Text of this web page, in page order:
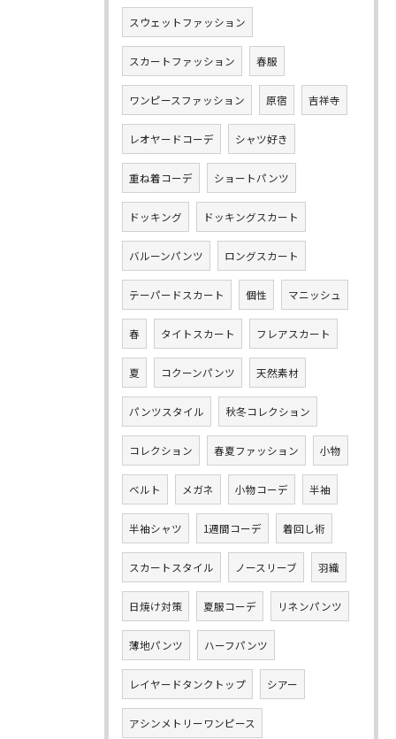
スウェットファッション
スカートファッション 春服
ワンピースファッション 原宿 吉祥寺
レオヤードコーデ シャツ好き
重ね着コーデ ショートパンツ
ドッキング ドッキングスカート
バルーンパンツ ロングスカート
テーパードスカート 個性 マニッシュ
春 タイトスカート フレアスカート
夏 コクーンパンツ 天然素材
パンツスタイル 秋冬コレクション
コレクション 春夏ファッション 小物
ベルト メガネ 小物コーデ 半袖
半袖シャツ 1週間コーデ 着回し術
スカートスタイル ノースリーブ 羽織
日焼け対策 夏服コーデ リネンパンツ
薄地パンツ ハーフパンツ
レイヤードタンクトップ シアー
アシンメトリーワンピース